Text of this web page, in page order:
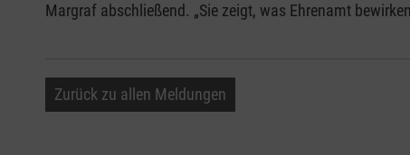
Margraf abschließend. „Sie zeigt, was Ehrenamt
Zurück zu allen Meldungen